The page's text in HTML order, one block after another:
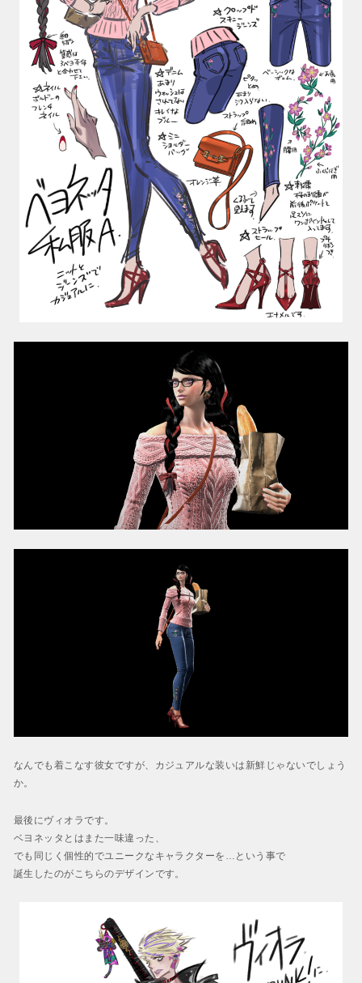
なんでも着こなす彼女ですが、カジュアルな装いは新鮮じゃないでしょう
か。
最後にヴィオラです。
ベヨネッタとはまた一味違った、
でも同じく個性的でユニークなキャラクターを…という事で
誕生したのがこちらのデザインです。